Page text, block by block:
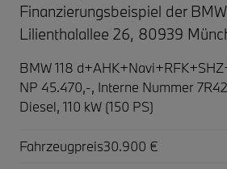
Finanzierungsbeispiel der
Lilienthalallee 26, 80939
BMW 118
NP 45.470,-, Interne Nummer
Diesel, 110 kW (150 PS)
Fahrzeugpreis30.900 €